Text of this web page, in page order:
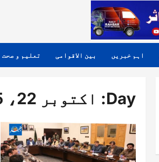
اہم خبریں بین الاقوامی تعلیم و صحت
Day: اکتوبر 22، 2025